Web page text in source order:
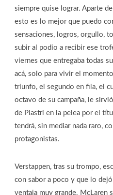
siempre quise lograr. Aparte
esto es lo mejor que puedo
sensaciones, logros, orgullo,
subir al podio a recibir ese
viernes que entregaba todas
acá, solo para vivir el
triunfo, el segundo en fila, el
octavo de su campaña, le
de Piastri en la pelea por el
tendrá, sin mediar nada raro,
protagonistas.
Verstappen, tras su trompo,
con sabor a poco y que lo
ventaja muy grande. McLaren